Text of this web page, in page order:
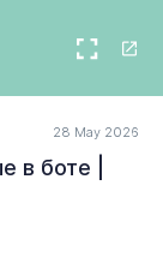
28 May 2026
в боте |